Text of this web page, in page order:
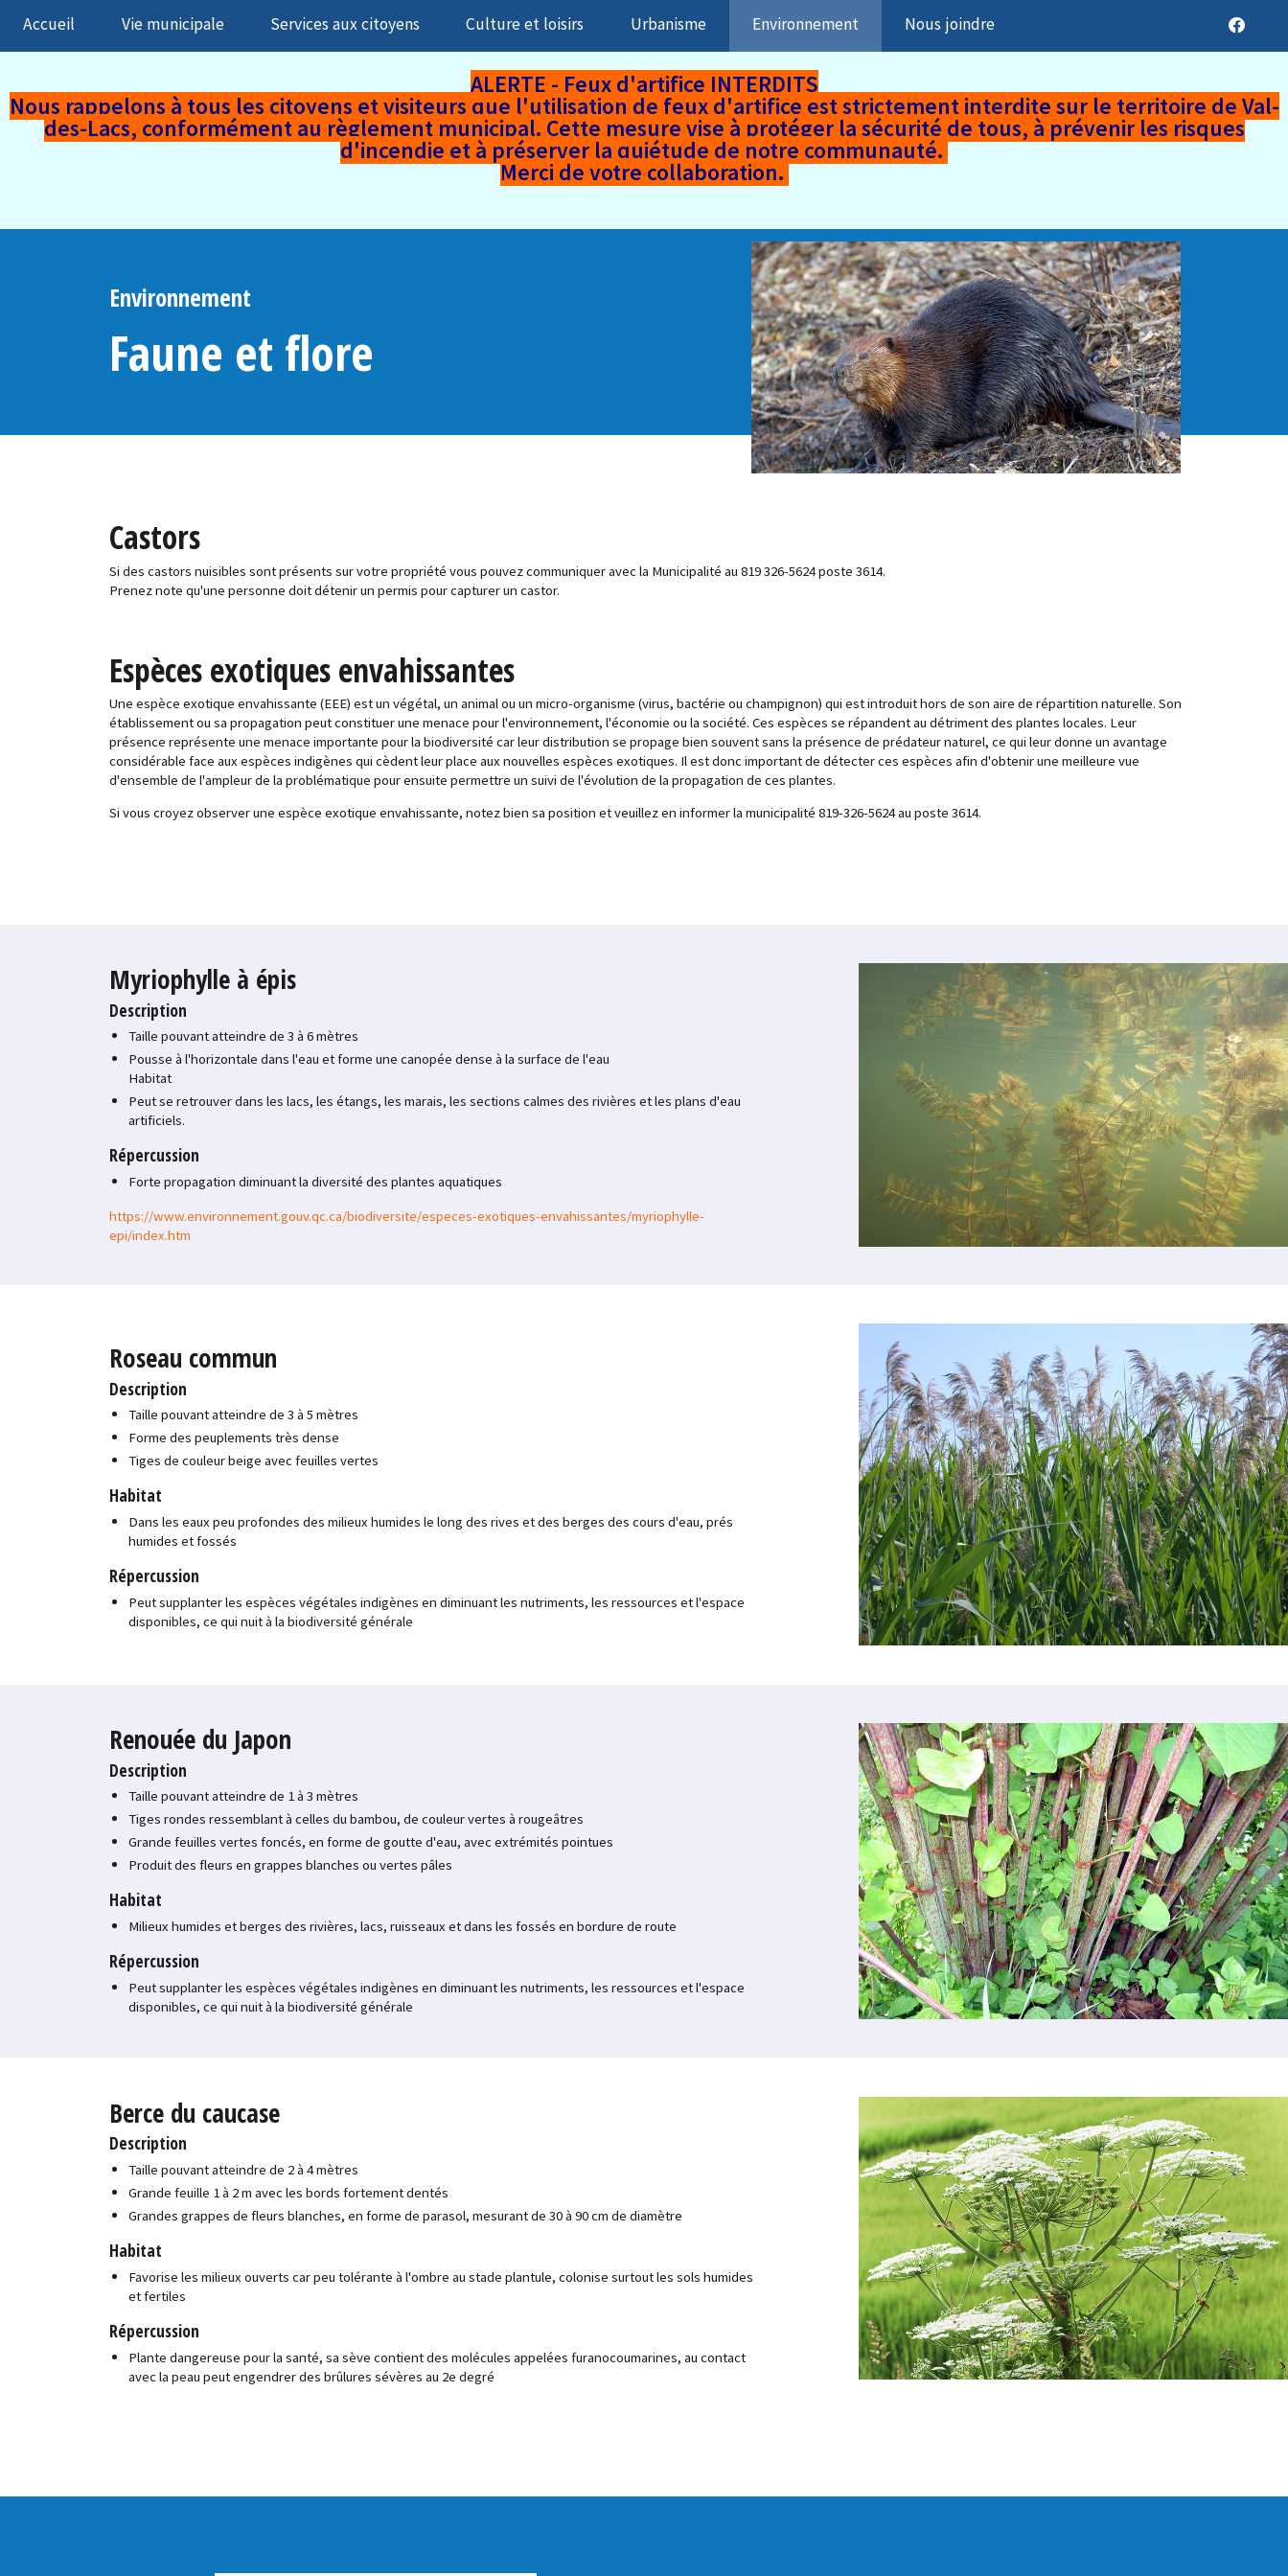
Accueil Vie municipale Services aux citoyens Culture et loisirs Urbanisme Environnement Nous joindre
ALERTE - Feux d'artifice INTERDITS
Nous rappelons à tous les citoyens et visiteurs que l'utilisation de feux d'artifice est strictement interdite sur le territoire de Val-
des-Lacs, conformément au règlement municipal. Cette mesure vise à protéger la sécurité de tous, à prévenir les risques
d'incendie et à préserver la quiétude de notre communauté.
Merci de votre collaboration.
Environnement
Faune et flore
Castors
Si des castors nuisibles sont présents sur votre propriété vous pouvez communiquer avec la Municipalité au 819 326-5624 poste 3614.
Prenez note qu'une personne doit détenir un permis pour capturer un castor.
Espèces exotiques envahissantes
Une espèce exotique envahissante (EEE) est un végétal, un animal ou un micro-organisme (virus, bactérie ou champignon) qui est introduit hors de son aire de répartition naturelle. Son
établissement ou sa propagation peut constituer une menace pour l'environnement, l'économie ou la société. Ces espèces se répandent au détriment des plantes locales. Leur
présence représente une menace importante pour la biodiversité car leur distribution se propage bien souvent sans la présence de prédateur naturel, ce qui leur donne un avantage
considérable face aux espèces indigènes qui cèdent leur place aux nouvelles espèces exotiques. Il est donc important de détecter ces espèces afin d'obtenir une meilleure vue
d'ensemble de l'ampleur de la problématique pour ensuite permettre un suivi de l'évolution de la propagation de ces plantes.
Si vous croyez observer une espèce exotique envahissante, notez bien sa position et veuillez en informer la municipalité 819-326-5624 au poste 3614.
Myriophylle à épis
Description
Taille pouvant atteindre de 3 à 6 mètres
Pousse à l'horizontale dans l'eau et forme une canopée dense à la surface de l'eau
Habitat
Peut se retrouver dans les lacs, les étangs, les marais, les sections calmes des rivières et les plans d'eau
artificiels.
Répercussion
Forte propagation diminuant la diversité des plantes aquatiques
https://www.environnement.gouv.qc.ca/biodiversite/especes-exotiques-envahissantes/myriophylle-
epi/index.htm
Roseau commun
Description
Taille pouvant atteindre de 3 à 5 mètres
Forme des peuplements très dense
Tiges de couleur beige avec feuilles vertes
Habitat
Dans les eaux peu profondes des milieux humides le long des rives et des berges des cours d'eau, prés
humides et fossés
Répercussion
Peut supplanter les espèces végétales indigènes en diminuant les nutriments, les ressources et l'espace
disponibles, ce qui nuit à la biodiversité générale
Renouée du Japon
Description
Taille pouvant atteindre de 1 à 3 mètres
Tiges rondes ressemblant à celles du bambou, de couleur vertes à rougeâtres
Grande feuilles vertes foncés, en forme de goutte d'eau, avec extrémités pointues
Produit des fleurs en grappes blanches ou vertes pâles
Habitat
Milieux humides et berges des rivières, lacs, ruisseaux et dans les fossés en bordure de route
Répercussion
Peut supplanter les espèces végétales indigènes en diminuant les nutriments, les ressources et l'espace
disponibles, ce qui nuit à la biodiversité générale
Berce du caucase
Description
Taille pouvant atteindre de 2 à 4 mètres
Grande feuille 1 à 2 m avec les bords fortement dentés
Grandes grappes de fleurs blanches, en forme de parasol, mesurant de 30 à 90 cm de diamètre
Habitat
Favorise les milieux ouverts car peu tolérante à l'ombre au stade plantule, colonise surtout les sols humides
et fertiles
Répercussion
Plante dangereuse pour la santé, sa sève contient des molécules appelées furanocoumarines, au contact
avec la peau peut engendrer des brûlures sévères au 2e degré